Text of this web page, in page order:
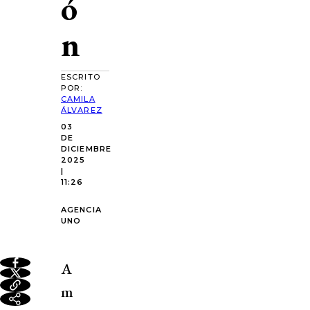
n
ESCRITO
POR:
CAMILA
ÁLVAREZ
03
DE
DICIEMBRE
2025
|
11:26
AGENCIA
UNO
A
m